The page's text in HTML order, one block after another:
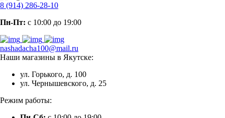
8 (914) 286-28-10
Пн-Пт: с 10:00 до 19:00
nashadacha100@mail.ru
Наши магазины в Якутске:
ул. Горького, д. 100
ул. Чернышевского, д. 25
Режим работы: